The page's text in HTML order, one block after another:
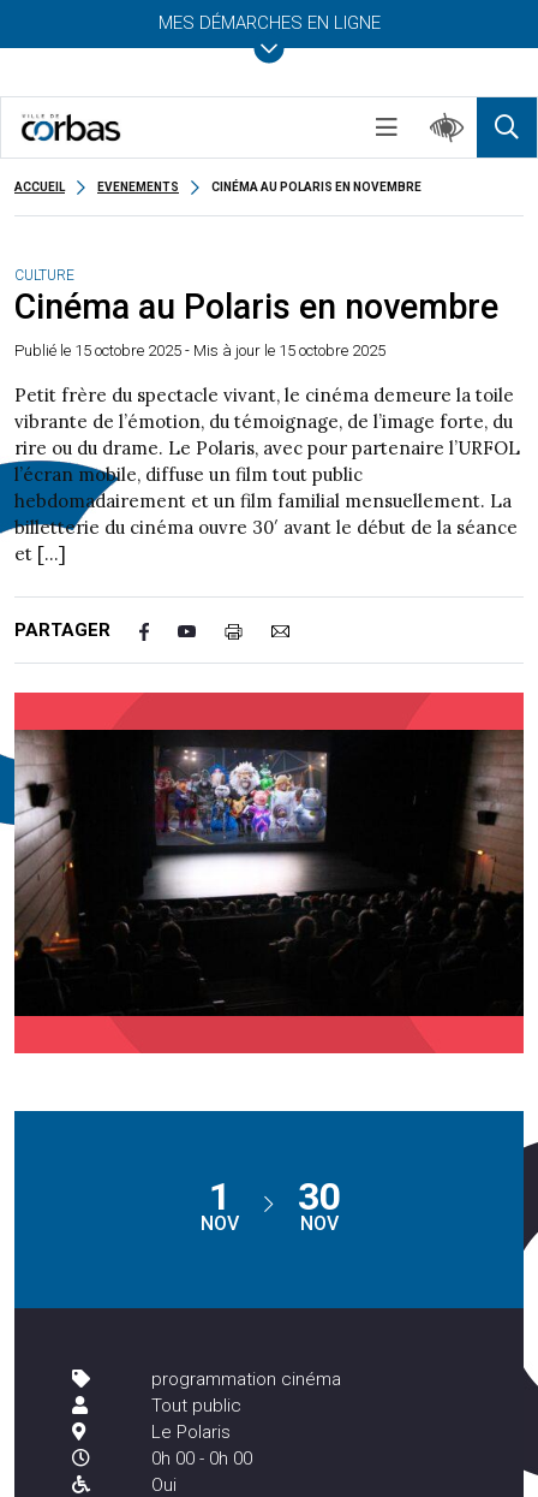
MES DÉMARCHES EN LIGNE
ACCUEIL EVENEMENTS CINÉMA AU POLARIS EN NOVEMBRE
CULTURE
Cinéma au Polaris en novembre
Publié le 15 octobre 2025 - Mis à jour le 15 octobre 2025
Petit frère du spectacle vivant, le cinéma demeure la toile
vibrante de l’émotion, du témoignage, de l’image forte, du
rire ou du drame. Le Polaris, avec pour partenaire l’URFOL
l’écran mobile, diffuse un film tout public
hebdomadairement et un film familial mensuellement. La
billetterie du cinéma ouvre 30′ avant le début de la séance
et […]
PARTAGER
1
NOV
30
NOV
programmation cinéma
Tout public
Le Polaris
0h 00 - 0h 00
Oui